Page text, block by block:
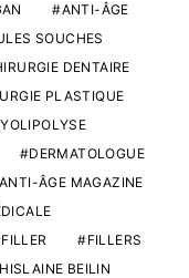
ANTI-ÂGE
SOUCHES
DENTAIRE
PLASTIQUE
DERMATOLOGUE
ÂGE MAGAZINE
FILLER
FILLERS
BEILIN